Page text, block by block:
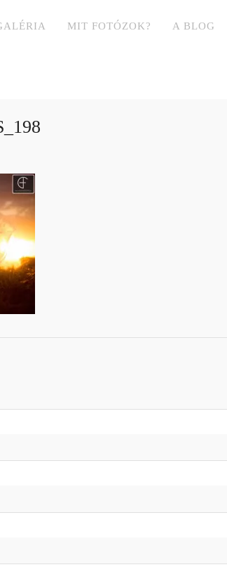
MIT FOTÓZOK? A BLOG